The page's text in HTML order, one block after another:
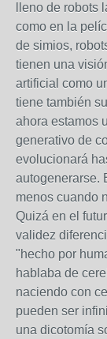
lleno de robots
como en la
de simios,
tienen una
artificial como
tiene también
ahora estamos
generativo de
evolucionará
autogenerarse.
menos cuando
Quizá en el
validez
"hecho por
hablaba de
naciendo con
pueden ser
una dicotomía